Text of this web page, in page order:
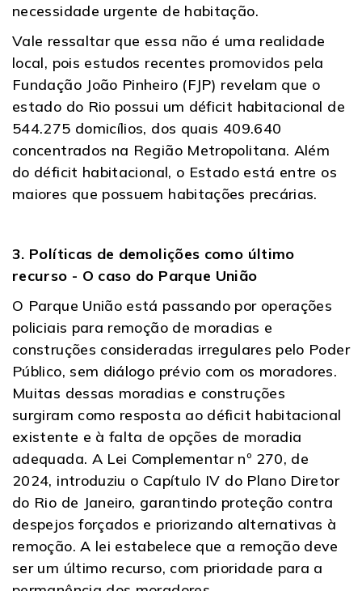
necessidade urgente de habitação.
Vale ressaltar que essa não é uma realidade
local, pois estudos recentes promovidos pela
Fundação João Pinheiro (FJP) revelam que o
estado do Rio possui um déficit habitacional de
544.275 domicílios, dos quais 409.640
concentrados na Região Metropolitana. Além
do déficit habitacional, o Estado está entre os
maiores que possuem habitações precárias.
3. Políticas de demolições como último
recurso - O caso do Parque União
O Parque União está passando por operações
policiais para remoção de moradias e
construções consideradas irregulares pelo Poder
Público, sem diálogo prévio com os moradores.
Muitas dessas moradias e construções
surgiram como resposta ao déficit habitacional
existente e à falta de opções de moradia
adequada. A Lei Complementar nº 270, de
2024, introduziu o Capítulo IV do Plano Diretor
do Rio de Janeiro, garantindo proteção contra
despejos forçados e priorizando alternativas à
remoção. A lei estabelece que a remoção deve
ser um último recurso, com prioridade para a